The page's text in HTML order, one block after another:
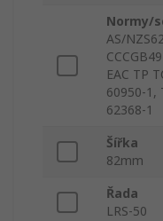
Normy/
AS/
EAC TP
60950-1,
62368-1
Šířka
82mm
Řada
LRS-50